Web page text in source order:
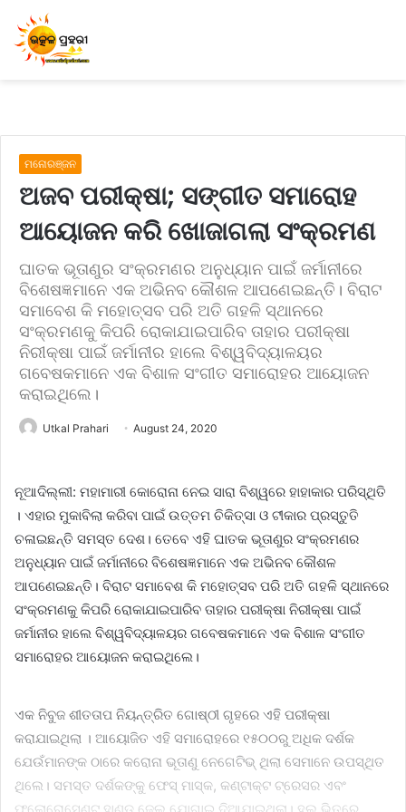
ମନୋରଞ୍ଜନ
ଅଜବ ପରୀକ୍ଷା; ସଙ୍ଗୀତ ସମାରୋହ
ଆୟୋଜନ କରି ଖୋଜାଗଲା ସଂକ୍ରମଣ
ଘାତକ ଭୂତାଣୁର ସଂକ୍ରମଣର ଅନୁଧ୍ୟାନ ପାଇଁ ଜର୍ମାନୀରେ
ବିଶେଷଜ୍ଞମାନେ ଏକ ଅଭିନବ କୌଶଳ ଆପଣେଇଛନ୍ତି। ବିରାଟ
ସମାବେଶ କି ମହୋତ୍ସବ ପରି ଅତି ଗହଳି ସ୍ଥାନରେ
ସଂକ୍ରମଣକୁ କିପରି ରୋକାଯାଇପାରିବ ତାହାର ପରୀକ୍ଷା
ନିରୀକ୍ଷା ପାଇଁ ଜର୍ମାନୀର ହାଲେ ବିଶ୍ୱବିଦ୍ୟାଳୟର
ଗବେଷକମାନେ ଏକ ବିଶାଳ ସଂଗୀତ ସମାରୋହର ଆୟୋଜନ
କରାଇଥିଲେ।
Utkal Prahari August 24, 2020
ନୂଆଦିଲ୍ଲୀ: ମହାମାରୀ କୋରୋନା ନେଇ ସାରା ବିଶ୍ୱରେ ହାହାକାର ପରିସ୍ଥିତି
। ଏହାର ମୁକାବିଲା କରିବା ପାଇଁ ଉତ୍ତମ ଚିକିତ୍ସା ଓ ଟୀକାର ପ୍ରସ୍ତୁତି
ଚଳାଇଛନ୍ତି ସମସ୍ତ ଦେଶ। ତେବେ ଏହି ଘାତକ ଭୂତାଣୁର ସଂକ୍ରମଣର
ଅନୁଧ୍ୟାନ ପାଇଁ ଜର୍ମାନୀରେ ବିଶେଷଜ୍ଞମାନେ ଏକ ଅଭିନବ କୌଶଳ
ଆପଣେଇଛନ୍ତି। ବିରାଟ ସମାବେଶ କି ମହୋତ୍ସବ ପରି ଅତି ଗହଳି ସ୍ଥାନରେ
ସଂକ୍ରମଣକୁ କିପରି ରୋକାଯାଇପାରିବ ତାହାର ପରୀକ୍ଷା ନିରୀକ୍ଷା ପାଇଁ
ଜର୍ମାନୀର ହାଲେ ବିଶ୍ୱବିଦ୍ୟାଳୟର ଗବେଷକମାନେ ଏକ ବିଶାଳ ସଂଗୀତ
ସମାରୋହର ଆୟୋଜନ କରାଇଥିଲେ।
ଏକ ନିବୁଜ ଶୀତତାପ ନିୟନ୍ତ୍ରିତ ଗୋଷ୍ଠୀ ଗୃହରେ ଏହି ପରୀକ୍ଷା
କରାଯାଇଥିଲା । ଆୟୋଜିତ ଏହି ସମାରୋହରେ ୧୫୦୦ରୁ ଅଧିକ ଦର୍ଶକ
ଯେଉଁମାନଙ୍କ ଠାରେ କରୋନା ଭୂତାଣୁ ନେଗେଟିଭ୍ ଥିଲା ସେମାନେ ଉପସ୍ଥିତ
ଥିଲେ। ସମସ୍ତ ଦର୍ଶକଙ୍କୁ ଫେସ୍‌ ମାସ୍କ, କଣ୍ଟାକ୍ଟ ଟ୍ରେସର ଏବଂ